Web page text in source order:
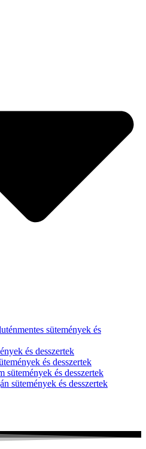
sütemények és
és desszertek
és desszertek
sütemények és desszertek
sütemények és desszertek